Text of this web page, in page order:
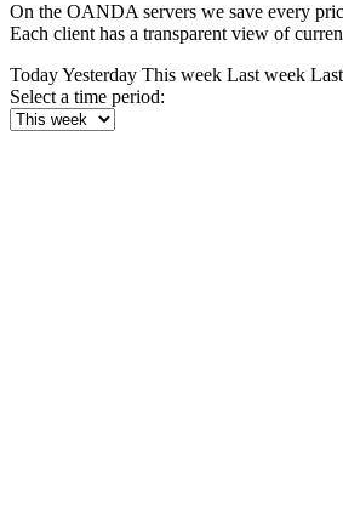
On the OANDA servers we save every
Each client has a transparent view of
TodayYesterday This week Last week
Select a time period: